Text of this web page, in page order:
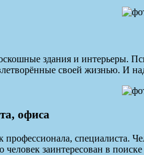
здания и интерьеры.
своей жизнью. И
офиса
специалиста.
заинтересован в